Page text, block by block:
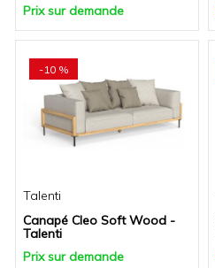
Prix sur demande
-10 %
Talenti
Canapé Cleo Soft Wood -
Talenti
Prix sur demande